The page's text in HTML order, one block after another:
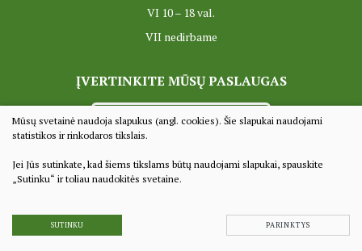
VI 10 – 18 val.
VII nedirbame
ĮVERTINKITE MŪSŲ PASLAUGAS
VERTINTI
© 2022 Visos teisės saugomos
TEXUS
Mūsų svetainė naudoja slapukus (angl. cookies). Šie slapukai naudojami
statistikos ir rinkodaros tikslais.
Jei Jūs sutinkate, kad šiems tikslams būtų naudojami slapukai, spauskite
„Sutinku“ ir toliau naudokitės svetaine.
SUTINKU PARINKTYS